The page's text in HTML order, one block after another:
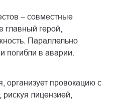
– совместные
главный герой,
Параллельно
погибли в аварии.
организует провокацию с
лицензией,